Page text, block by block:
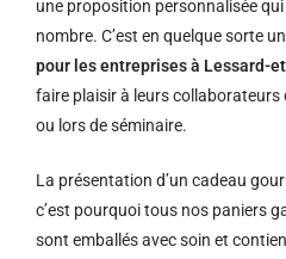
une proposition personnalisée
nombre. C’est en quelque sorte
pour les entreprises à Lessard-
faire plaisir à leurs collaborateurs
ou lors de séminaire.
La présentation d’un cadeau
c’est pourquoi tous nos paniers
sont emballés avec soin et